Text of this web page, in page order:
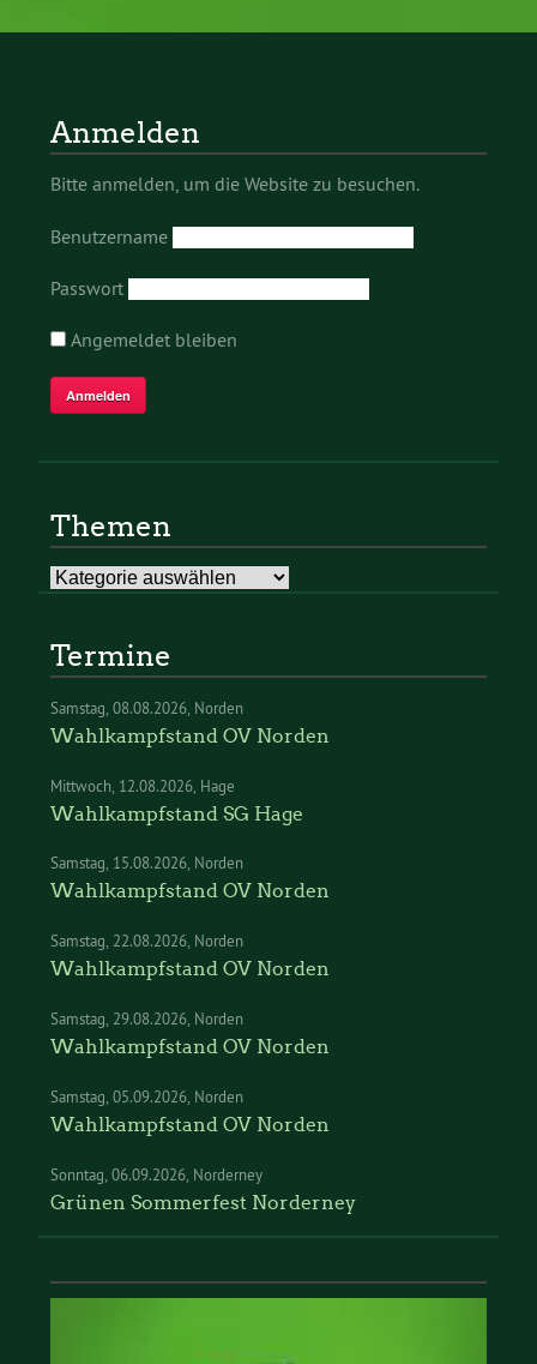
Anmelden
Bitte anmelden, um die Website zu besuchen.
Benutzername
Passwort
Angemeldet bleiben
Themen
Themen
Termine
Samstag 08.08.2026 Norden
Wahlkampfstand OV Norden
Mittwoch 12.08.2026 Hage
Wahlkampfstand SG Hage
Samstag 15.08.2026 Norden
Wahlkampfstand OV Norden
Samstag 22.08.2026 Norden
Wahlkampfstand OV Norden
Samstag 29.08.2026 Norden
Wahlkampfstand OV Norden
Samstag 05.09.2026 Norden
Wahlkampfstand OV Norden
Sonntag 06.09.2026 Norderney
Grünen Sommerfest Norderney